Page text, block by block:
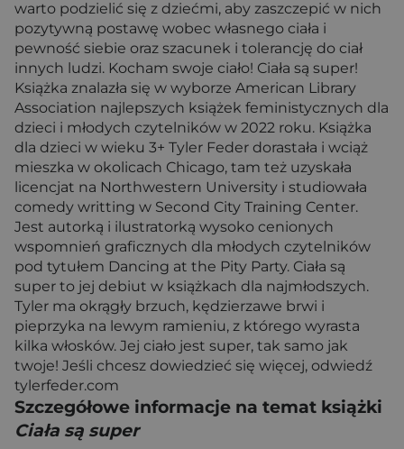
warto podzielić się z dziećmi, aby zaszczepić w nich
pozytywną postawę wobec własnego ciała i
pewność siebie oraz szacunek i tolerancję do ciał
innych ludzi. Kocham swoje ciało! Ciała są super!
Książka znalazła się w wyborze American Library
Association najlepszych książek feministycznych dla
dzieci i młodych czytelników w 2022 roku. Książka
dla dzieci w wieku 3+ Tyler Feder dorastała i wciąż
mieszka w okolicach Chicago, tam też uzyskała
licencjat na Northwestern University i studiowała
comedy writting w Second City Training Center.
Jest autorką i ilustratorką wysoko cenionych
wspomnień graficznych dla młodych czytelników
pod tytułem Dancing at the Pity Party. Ciała są
super to jej debiut w książkach dla najmłodszych.
Tyler ma okrągły brzuch, kędzierzawe brwi i
pieprzyka na lewym ramieniu, z którego wyrasta
kilka włosków. Jej ciało jest super, tak samo jak
twoje! Jeśli chcesz dowiedzieć się więcej, odwiedź
tylerfeder.com
Szczegółowe informacje na temat książki
Ciała są super